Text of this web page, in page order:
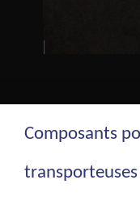
Composants
transporteuses